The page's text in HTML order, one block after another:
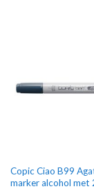
Copic Ciao B99
marker alcohol met